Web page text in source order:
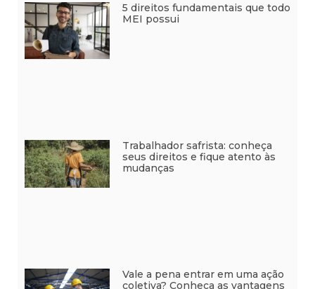
5 direitos fundamentais que todo
MEI possui
Trabalhador safrista: conheça
seus direitos e fique atento às
mudanças
Vale a pena entrar em uma ação
coletiva? Conheça as vantagens